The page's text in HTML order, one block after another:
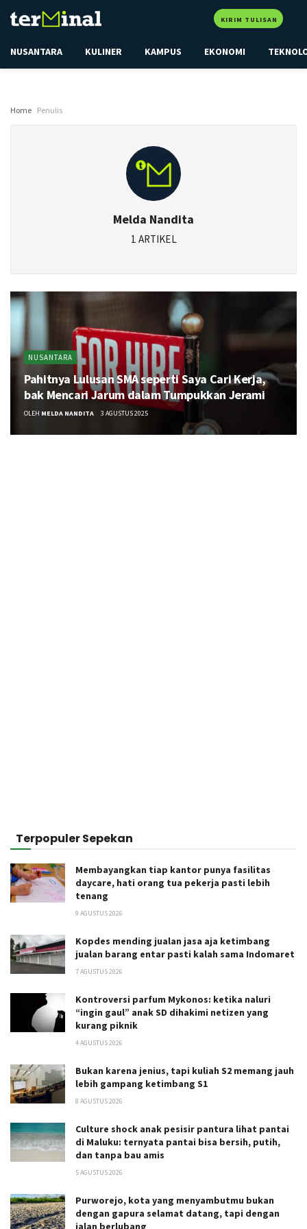
KIRIM TULISAN
NUSANTARA KULINER KAMPUS EKONOMI
Home Penulis
Melda Nandita
1 ARTIKEL
NUSANTARA
Pahitnya Lulusan SMA seperti Saya Cari Kerja,
bak Mencari Jarum dalam Tumpukkan Jerami
OLEH MELDA NANDITA 3 AGUSTUS 2025
Terpopuler Sepekan
Membayangkan tiap kantor punya fasilitas
daycare, hati orang tua pekerja pasti lebih
tenang
9 AGUSTUS 2026
Kopdes mending jualan jasa aja ketimbang
jualan barang entar pasti kalah sama Indomaret
7 AGUSTUS 2026
Kontroversi parfum Mykonos: ketika naluri
“ingin gaul” anak SD dihakimi netizen yang
kurang piknik
4 AGUSTUS 2026
Bukan karena jenius, tapi kuliah S2 memang jauh
lebih gampang ketimbang S1
8 AGUSTUS 2026
Culture shock anak pesisir pantura lihat pantai
di Maluku: ternyata pantai bisa bersih, putih,
dan tanpa bau amis
5 AGUSTUS 2026
Purworejo, kota yang menyambutmu bukan
dengan gapura selamat datang, tapi dengan
jalan berlubang